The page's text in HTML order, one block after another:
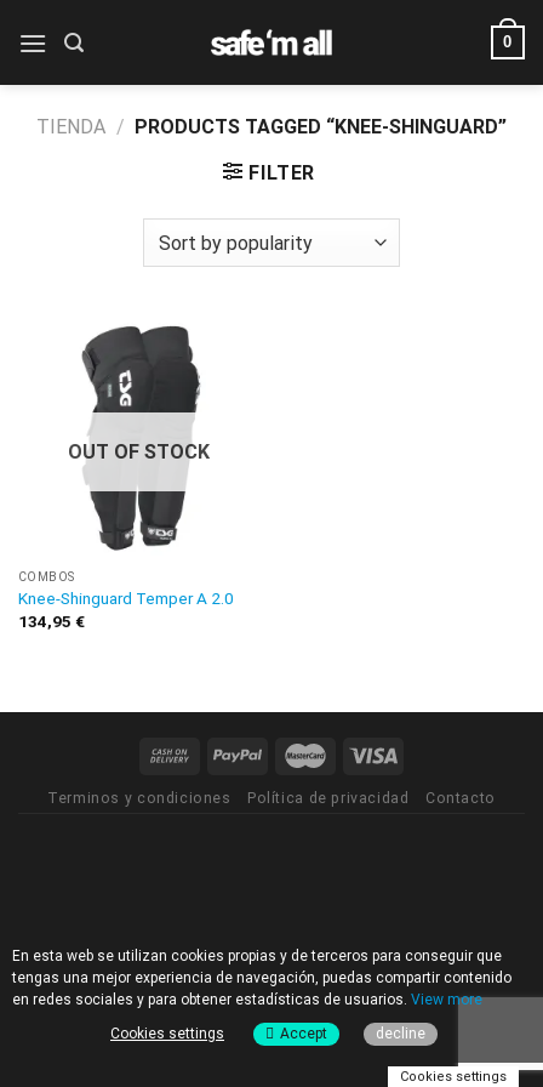
0
TIENDA / PRODUCTS TAGGED “KNEE-SHINGUARD”
FILTER
OUT OF STOCK
COMBOS
Knee-Shinguard Temper A 2.0
134,95 €
Terminos y condiciones Política de privacidad Contacto
En esta web se utilizan cookies propias y de terceros para conseguir que
tengas una mejor experiencia de navegación, puedas compartir contenido
en redes sociales y para obtener estadísticas de usuarios. View more
Cookies settings
Accept decline
Cookies settings